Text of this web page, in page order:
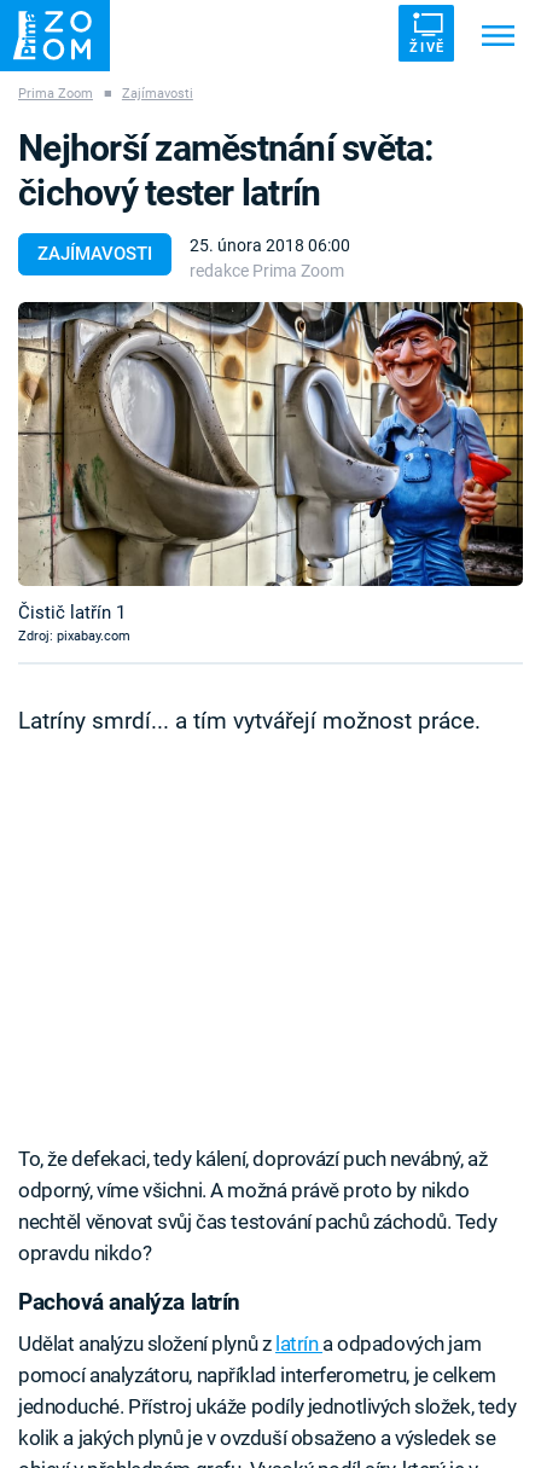
ŽIVĚ
ZÁHADY VETŘELCI DÁVNOVĚKU
Témata
Témata
Pořady
TV Program
Časopis
Sledujte prima+
Prima Zoom ■ Zajímavosti
ZAJÍMAVOSTI
25. února 2018 06:00
redakce Prima Zoom
Nejhorší zaměstnání světa:
čichový tester latrín
Čistič latřín 1
Zdroj: pixabay.com
Latríny smrdí... a tím vytvářejí možnost práce.
To, že defekaci, tedy kálení, doprovází puch nevábný, až
odporný, víme všichni. A možná právě proto by nikdo
nechtěl věnovat svůj čas testování pachů záchodů. Tedy
opravdu nikdo?
Pachová analýza latrín
Udělat analýzu složení plynů z latrín a odpadových jam
pomocí analyzátoru, například interferometru, je celkem
jednoduché. Přístroj ukáže podíly jednotlivých složek, tedy
kolik a jakých plynů je v ovzduší obsaženo a výsledek se